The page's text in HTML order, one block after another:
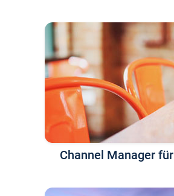
Channel Manager